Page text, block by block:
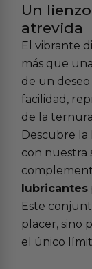
Un
atrevida
El vibrante
más que
de un
facilidad,
de la
Descubre la
con nuestra
lubricantes
Este
placer, sino
el único